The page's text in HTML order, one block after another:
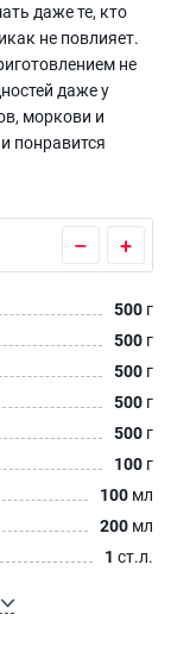
даже те, кто
не повлияет.
не
даже у
моркови и
понравится
– +
500 г
500 г
500 г
500 г
500 г
100 г
100 мл
200 мл
1 ст.л.